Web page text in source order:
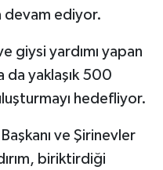
devam ediyor.
giysi yardımı yapan
da yaklaşık 500
hedefliyor.
ve Şirinevler
biriktirdiği